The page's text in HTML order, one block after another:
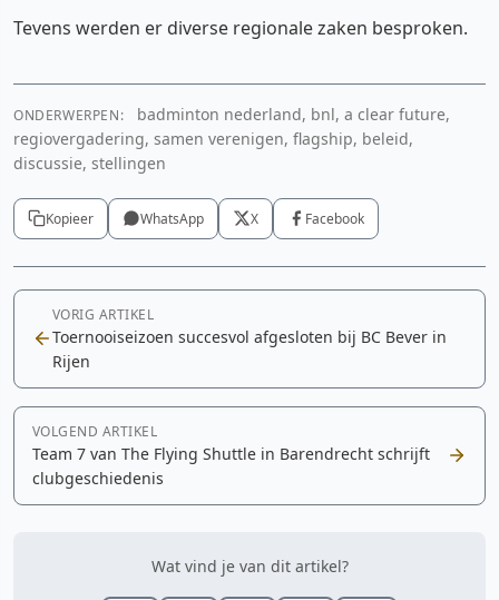
Tevens werden er diverse regionale zaken besproken.
ONDERWERPEN:
badminton nederland, bnl, a clear future,
regiovergadering, samen verenigen, flagship, beleid,
discussie, stellingen
Kopieer WhatsApp X Facebook
VORIG ARTIKEL
Toernooiseizoen succesvol afgesloten bij BC Bever in
Rijen
VOLGEND ARTIKEL
Team 7 van The Flying Shuttle in Barendrecht schrijft
clubgeschiedenis
Wat vind je van dit artikel?